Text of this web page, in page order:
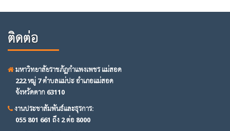
ติดต่อ
มหาวิทยาลัยราชภัฏกำแพงเพชร แม่สอด
222 หมู่ 7 ตำบลแม่ปะ อำเภอแม่สอด
จังหวัดตาก 63110
งานประชาสัมพันธ์และธุรการ:
055 801 661 ถึง 2 ต่อ 8000